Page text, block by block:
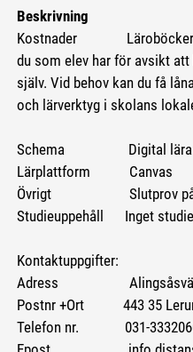
Beskrivning
Kostnader Läroböcker,
du som elev har för avsikt
själv. Vid behov kan du få
och lärverktyg i skolans
Schema Digital
Lärplattform Canvas
Övrigt Slutprov på
Studieuppehåll Inget
Kontaktuppgifter:
Adress
Postnr +Ort 443 35
Telefon nr. 031-